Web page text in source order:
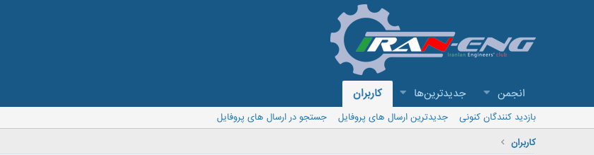
انجمن جدیدترین‌ها کاربران
بازدید کنندگان کنونی جدیدترین ارسال های پروفایل
جستجو در ارسال های پروفایل
کاربران